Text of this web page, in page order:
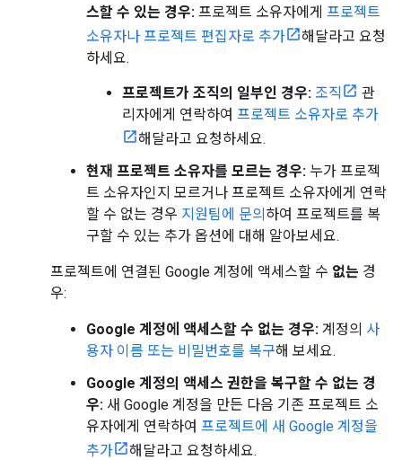
스할 수 있는 경우: 프로젝트 소유자에게 프로젝트
소유자나 프로젝트 편집자로 추가
해달라고 요청
하세요.
프로젝트가 조직의 일부인 경우: 조직
관
리자에게 연락하여 프로젝트 소유자로 추가
해달라고 요청하세요.
현재 프로젝트 소유자를 모르는 경우: 누가 프로젝
트 소유자인지 모르거나 프로젝트 소유자에게 연락
할 수 없는 경우 지원팀에 문의 하여 프로젝트를 복
구할 수 있는 추가 옵션에 대해 알아보세요.
프로젝트에 연결된 Google 계정에 액세스할 수 없는 경
우:
Google 계정에 액세스할 수 없는 경우: 계정의 사
용자 이름 또는 비밀번호를 복구해 보세요.
Google 계정의 액세스 권한을 복구할 수 없는 경
우: 새 Google 계정을 만든 다음 기존 프로젝트 소
유자에게 연락하여 프로젝트에 새 Google 계정을
추가
해달라고 요청하세요.